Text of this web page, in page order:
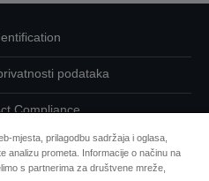
podataka
Compliance
vezi svojih podataka
mjesta, prilagodbu sadržaja i oglasa,
analizu prometa. Informacije o načinu na
s partnerima za društvene mreže,